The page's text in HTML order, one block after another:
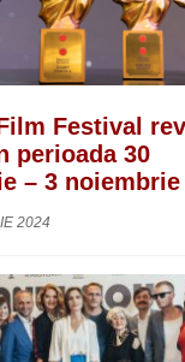
Festival
perioada 30
– 3 noiembrie
2024